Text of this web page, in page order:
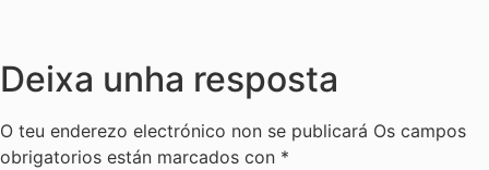
Deixa unha resposta
O teu enderezo electrónico non se publicará Os campos
obrigatorios están marcados con *